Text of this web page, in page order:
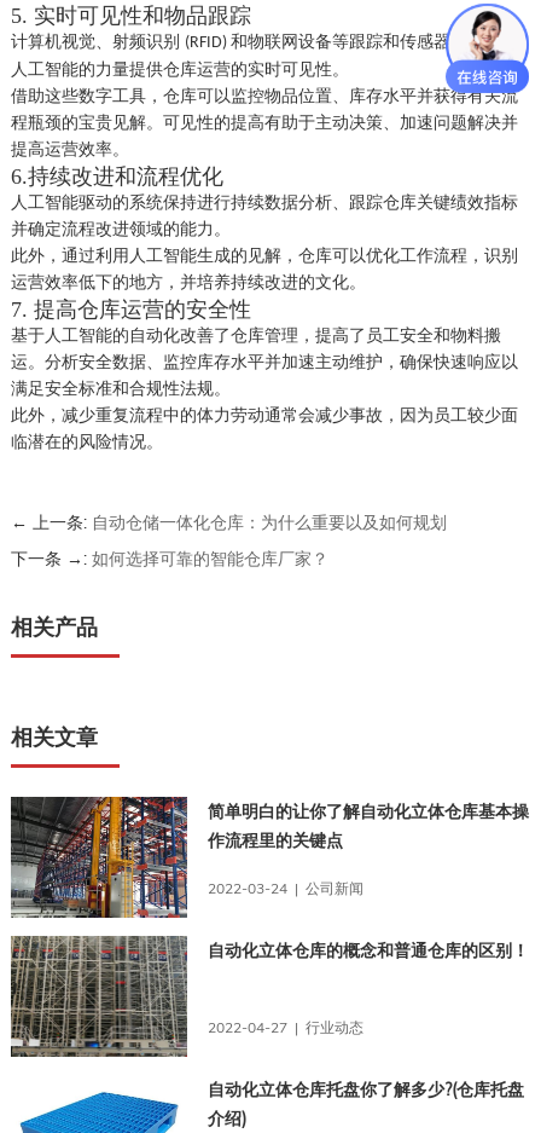
5. 实时可见性和物品跟踪
计算机视觉、射频识别 (RFID) 和物联网设备等跟踪和传感器技术利用
人工智能的力量提供仓库运营的实时可见性。
借助这些数字工具，仓库可以监控物品位置、库存水平并获得有关流
程瓶颈的宝贵见解。可见性的提高有助于主动决策、加速问题解决并
提高运营效率。
6.持续改进和流程优化
人工智能驱动的系统保持进行持续数据分析、跟踪仓库关键绩效指标
并确定流程改进领域的能力。
此外，通过利用人工智能生成的见解，仓库可以优化工作流程，识别
运营效率低下的地方，并培养持续改进的文化。
7. 提高仓库运营的安全性
基于人工智能的自动化改善了仓库管理，提高了员工安全和物料搬
运。分析安全数据、监控库存水平并加速主动维护，确保快速响应以
满足安全标准和合规性法规。
此外，减少重复流程中的体力劳动通常会减少事故，因为员工较少面
临潜在的风险情况。
← 上一条: 自动仓储一体化仓库：为什么重要以及如何规划
下一条 →: 如何选择可靠的智能仓库厂家？
相关产品
相关文章
简单明白的让你了解自动化立体仓库基本操
作流程里的关键点
2022-03-24 | 公司新闻
自动化立体仓库的概念和普通仓库的区别！
2022-04-27 | 行业动态
自动化立体仓库托盘你了解多少?(仓库托盘
介绍)